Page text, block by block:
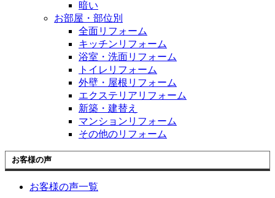
暗い
お部屋・部位別
全面リフォーム
キッチンリフォーム
浴室・洗面リフォーム
トイレリフォーム
外壁・屋根リフォーム
エクステリアリフォーム
新築・建替え
マンションリフォーム
その他のリフォーム
お客様の声
お客様の声一覧